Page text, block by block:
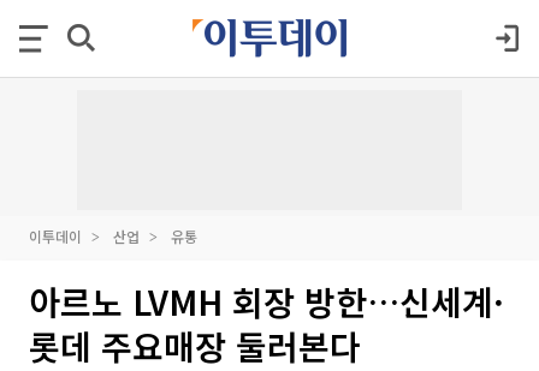
이투데이 산업 유통
아르노 LVMH 회장 방한…신세계·
롯데 주요매장 둘러본다